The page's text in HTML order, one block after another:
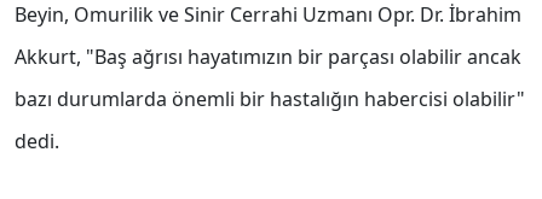
Beyin, Omurilik ve Sinir Cerrahi Uzmanı Opr. Dr. İbrahim
Akkurt, "Baş ağrısı hayatımızın bir parçası olabilir ancak
bazı durumlarda önemli bir hastalığın habercisi olabilir"
dedi.